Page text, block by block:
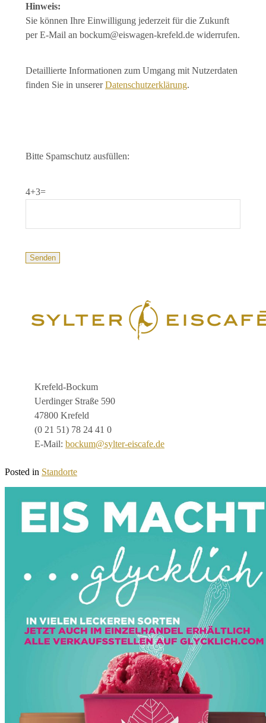
Hinweis:
Sie können Ihre Einwilligung jederzeit für die Zukunft
per E-Mail an bockum@eiswagen-krefeld.de widerrufen.
Detaillierte Informationen zum Umgang mit Nutzerdaten
finden Sie in unsererDatenschutzerklärung.
Bitte Spamschutz ausfüllen:
4+3=
Krefeld-Bockum
Uerdinger Straße 590
47800 Krefeld
(0 21 51) 78 24 41 0
E-Mail: bockum@sylter-eiscafe.de
Posted in Standorte